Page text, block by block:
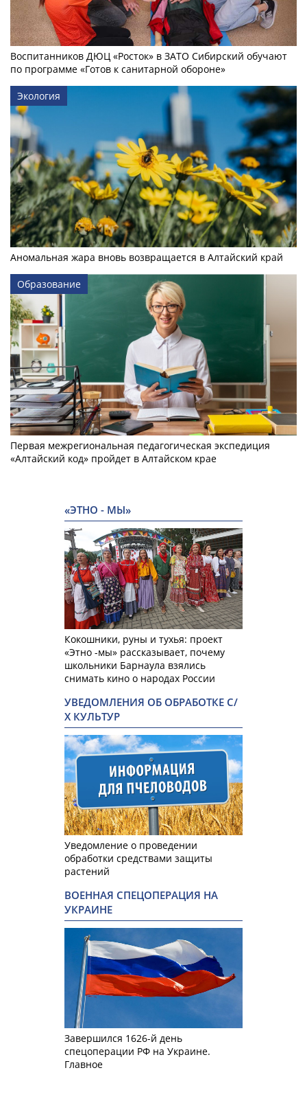
Воспитанников ДЮЦ «Росток» в ЗАТО Сибирский обучают
по программе «Готов к санитарной обороне»
Экология
Аномальная жара вновь возвращается в Алтайский край
Образование
Первая межрегиональная педагогическая экспедиция
«Алтайский код» пройдет в Алтайском крае
«ЭТНО - МЫ»
Кокошники, руны и тухья: проект
«Этно -мы» рассказывает, почему
школьники Барнаула взялись
снимать кино о народах России
УВЕДОМЛЕНИЯ ОБ ОБРАБОТКЕ С/
Х КУЛЬТУР
Уведомление о проведении
обработки средствами защиты
растений
ВОЕННАЯ СПЕЦОПЕРАЦИЯ НА
УКРАИНЕ
Завершился 1626-й день
спецоперации РФ на Украине.
Главное